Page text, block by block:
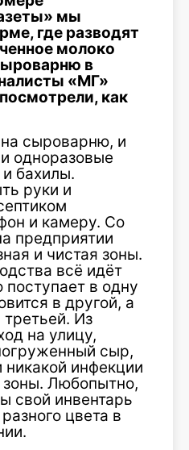
мы
где разводят
молоко
в
«МГ»
как
сыроварню, и
одноразовые
бахилы.
руки и
и камеру. Со
предприятии
и чистая зоны.
всё идёт
поступает в одну
в другой, а
Из
на улицу,
сыр,
никакой инфекции
зоны. Любопытно,
свой инвентарь
цвета в